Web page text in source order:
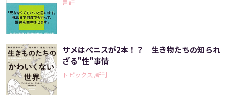
書評
サメはペニスが2本！？ 生き物たちの知られ
ざる"性"事情
トピックス,新刊